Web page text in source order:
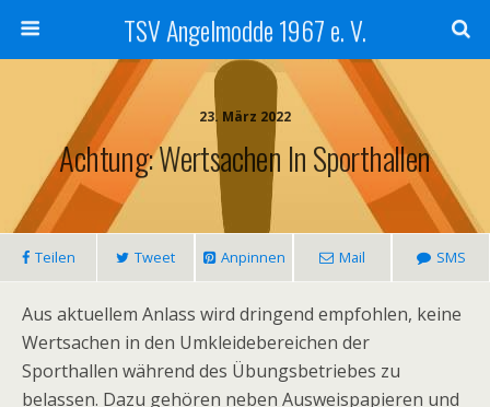
TSV Angelmodde 1967 e. V.
23. März 2022
Achtung: Wertsachen In Sporthallen
Teilen Tweet Anpinnen Mail SMS
Aus aktuellem Anlass wird dringend empfohlen, keine
Wertsachen in den Umkleidebereichen der
Sporthallen während des Übungsbetriebes zu
belassen. Dazu gehören neben Ausweispapieren und